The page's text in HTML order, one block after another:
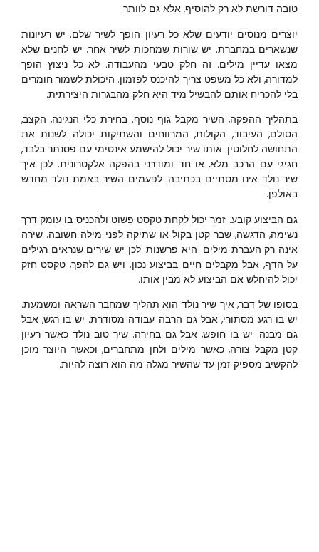
טובה דורשת לא רק להוסיף, אלא גם לוותר.
יוצרים מנוסים יודעים שלא כל רעיון הופך לשיר שלם. יש רעיונות
שנשארים במחברת. יש שורות שמחכות לשיר אחר. יש לחנים שלא
מצאו עדיין מילים. זה חלק טבעי מהעבודה. לא כל ניצוץ הופך
למדורה, ולא כל משפט צריך להיכנס לפזמון. היכולת לשמור חומרים
בלי להכריח אותם להבשיל מיד היא חלק מהבגרות היצירתית.
בתהליך ההפקה, השיר מקבל גוף נוסף. בחירת כלי הנגינה, הקצב,
הסולם, העיבוד, הקולות, המרווחים והשתיקות יכולה לשנות את
התחושה לחלוטין. אותו שיר יכול להישמע אינטימי עם פסנתר בלבד,
חגיגי עם הרכב מלא, או חד ומודרני בהפקה אלקטרונית. לכן איך
שיר נולד אינו מסתיים בכתיבה. לפעמים השיר באמת נולד מחדש
באולפן.
גם הביצוע קובע. זמר יכול לקחת טקסט פשוט ולהכניס בו עומק דרך
נשימה, הדגשה, שבר קטן בקול או שתיקה לפני מילה חשובה. שירה
אינה רק העברת מילים. היא פרשנות. לכן יש שירים שנראים רגילים
על הדף, אבל מקבלים חיים בביצוע נכון. ויש גם להפך, טקסט חזק
יכול להיחלש אם הביצוע לא מבין אותו.
בסופו של דבר, איך שיר נולד הוא תהליך שמחבר השראה ומשמעת.
יש בו רגע מסתורי, אבל גם הרבה עבודה מסודרת. יש בו רגש, אבל
גם מבנה. יש בו חופש, אבל גם בחירה. שיר טוב נולד כאשר רעיון
קטן מקבל צורה, כאשר מילים ולחן מתחברים, וכאשר היוצר מוכן
להקשיב מספיק זמן עד שהשיר מגלה מה הוא רוצה להיות.